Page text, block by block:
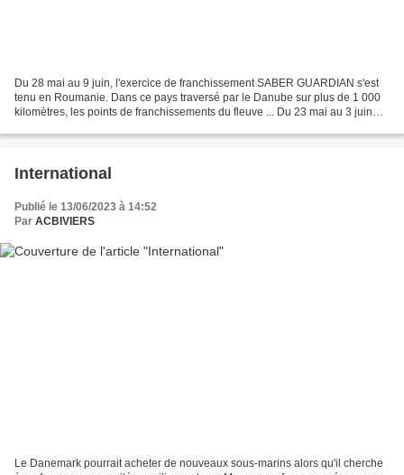
Du 28 mai au 9 juin, l'exercice de franchissement SABER GUARDIAN s'est
tenu en Roumanie. Dans ce pays traversé par le Danube sur plus de 1 000
kilomètres, les points de franchissements du fleuve ... Du 23 mai au 3 juin
International
Publié le 13/06/2023 à 14:52
Par ACBIVIERS
Le Danemark pourrait acheter de nouveaux sous-marins alors qu'il cherche